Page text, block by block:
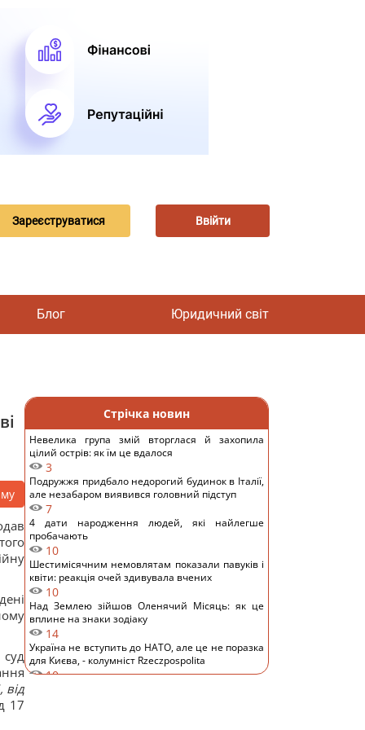
Зареєструватися Ввійти
Блог Юридичний світ
суд
від
17
Стрічка новин
Невелика група змій вторглася й захопила
цілий острів: як їм це вдалося
3
Подружжя придбало недорогий будинок в Італії,
але незабаром виявився головний підступ
7
4 дати народження людей, які найлегше
пробачають
10
Шестимісячним немовлятам показали павуків і
квіти: реакція очей здивувала вчених
10
Над Землею зійшов Оленячий Місяць: як це
вплине на знаки зодіаку
14
Україна не вступить до НАТО, але це не поразка
для Києва, - колумніст Rzeczpospolita
10